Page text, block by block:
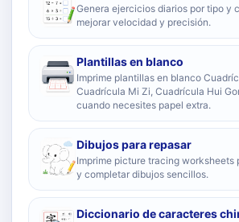
Genera ejercicios diarios por tipo y
mejorar velocidad y precisión.
Plantillas en blanco
Imprime plantillas en blanco
Cuadrícula Mi Zi, Cuadrícula Hui
cuando necesites papel extra.
Dibujos para repasar
Imprime picture tracing worksheets
y completar dibujos sencillos.
Diccionario de caracteres